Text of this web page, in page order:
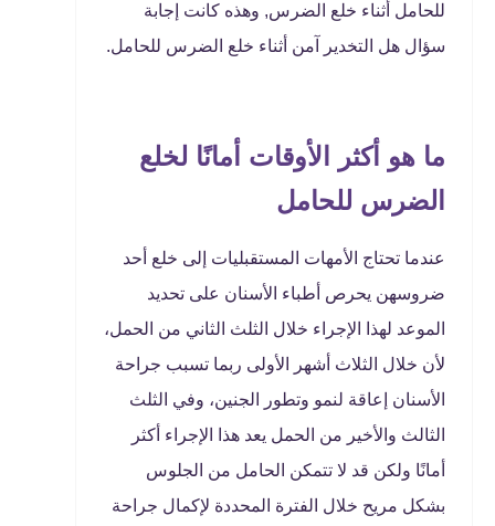
للحامل أثناء خلع الضرس, وهذه كانت إجابة
سؤال هل التخدير آمن أثناء خلع الضرس للحامل.
ما هو أكثر الأوقات أمانًا لخلع
الضرس للحامل
عندما تحتاج الأمهات المستقبليات إلى خلع أحد
ضروسهن يحرص أطباء الأسنان على تحديد
الموعد لهذا الإجراء خلال الثلث الثاني من الحمل،
لأن خلال الثلاث أشهر الأولى ربما تسبب جراحة
الأسنان إعاقة لنمو وتطور الجنين، وفي الثلث
الثالث والأخير من الحمل يعد هذا الإجراء أكثر
أمانًا ولكن قد لا تتمكن الحامل من الجلوس
بشكل مريح خلال الفترة المحددة لإكمال جراحة